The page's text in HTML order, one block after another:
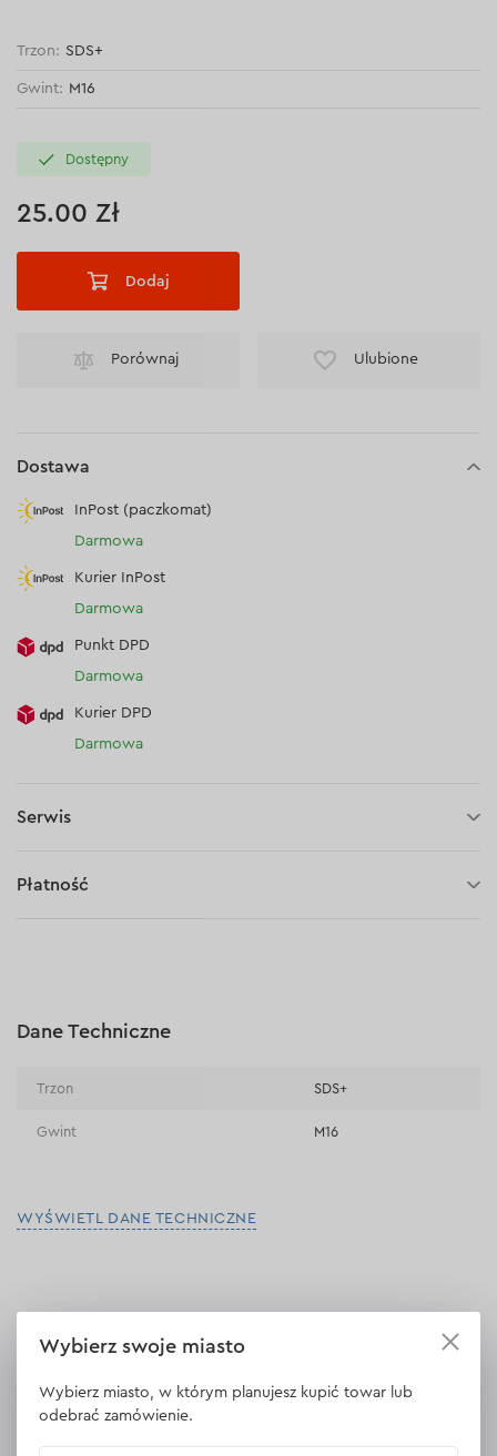
Trzon: SDS+
Gwint: M16
Dostępny
25.00 Zł
Dodaj
Porównaj Ulubione
Dostawa
InPost (paczkomat)
Darmowa
Kurier InPost
Darmowa
Punkt DPD
Darmowa
Kurier DPD
Darmowa
Serwis
Płatność
Płatność na rachunek bieżący (przelew tradycyjny)
Dane Techniczne
Trzon SDS+
Gwint M16
WYŚWIETL DANE TECHNICZNE
Zostaw opinię
Opinie
Wybierz swoje miasto
Wybierz miasto, w którym planujesz kupić towar lub
odebrać zamówienie.